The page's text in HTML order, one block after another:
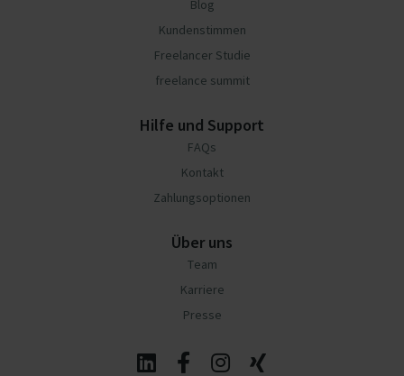
Blog
Kundenstimmen
Freelancer Studie
freelance summit
Hilfe und Support
FAQs
Kontakt
Zahlungsoptionen
Über uns
Team
Karriere
Presse